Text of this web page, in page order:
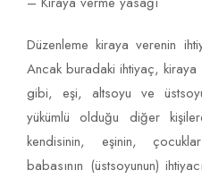
Düzenleme kiraya verenin
Ancak buradaki ihtiyaç,
gibi, eşi, altsoyu ve
yükümlü olduğu diğer
kendisinin, eşinin,
babasının (üstsoyunun)